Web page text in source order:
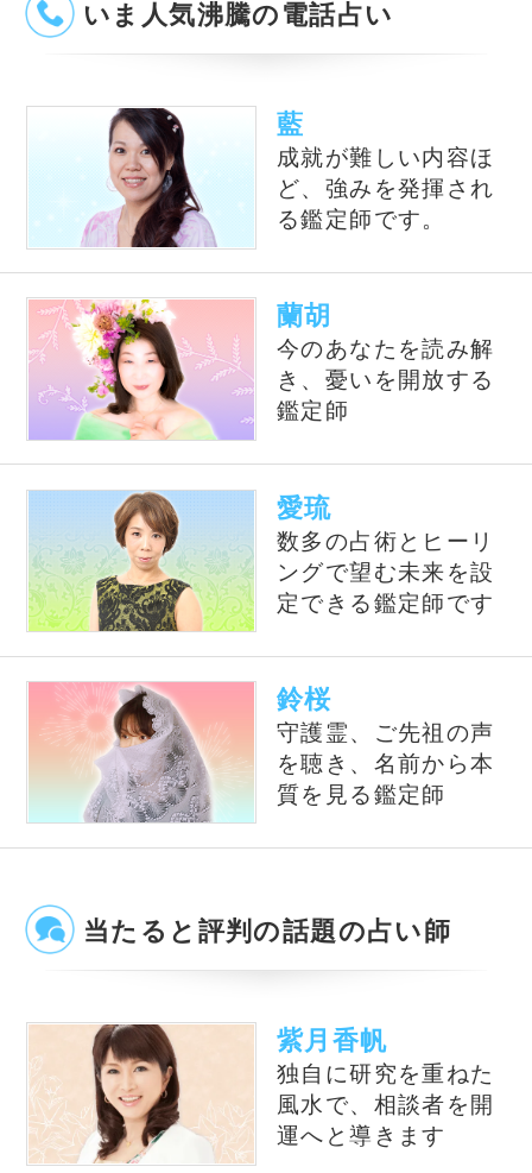
独自に研究を重ねた
風水で、相談者を開
運へと導きます
独自の理論で運気を
導く、話題の当たる
風水師です
【電話占い】電話とメール
鑑定のウラナ
占い一筋20年の実績と信
頼！電話占いシェリール
電話占いWish
星ひとみ◆運命が変わる究
極の天星術
風水の大御所Dr.コパがあな
テレビで話題の紫月香帆が
占いの泉とは？